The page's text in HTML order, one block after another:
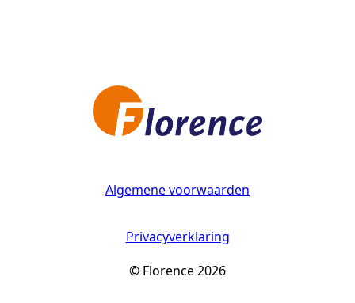
Algemene voorwaarden
Privacyverklaring
© Florence 2026